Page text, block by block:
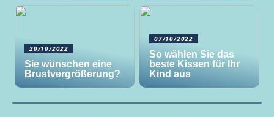
20/10/2022
Sie wünschen eine
Brustvergrößerung?
07/10/2022
So wählen Sie das
beste Kissen für Ihr
Kind aus